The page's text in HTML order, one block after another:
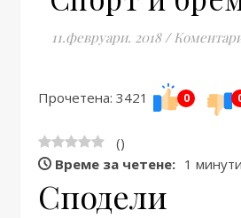
11.февруари. 2018 /
Прочетена: 3421 0
()
Време за четене: 1
Сподели